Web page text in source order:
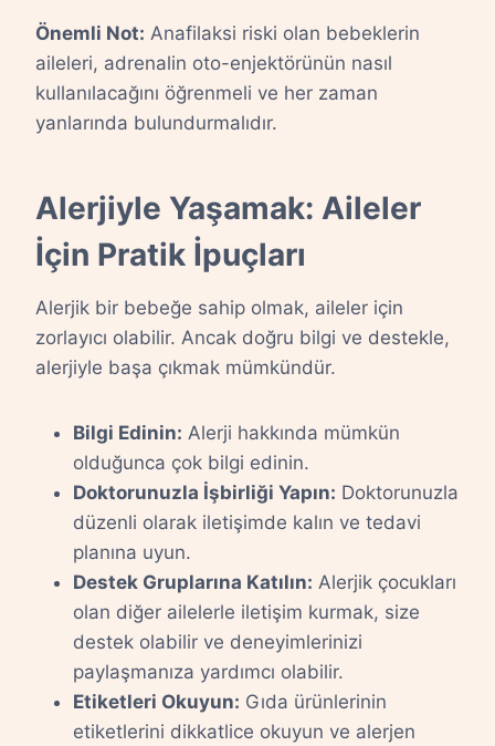
Önemli Not: Anafilaksi riski olan bebeklerin
aileleri, adrenalin oto-enjektörünün nasıl
kullanılacağını öğrenmeli ve her zaman
yanlarında bulundurmalıdır.
Alerjiyle Yaşamak: Aileler
İçin Pratik İpuçları
Alerjik bir bebeğe sahip olmak, aileler için
zorlayıcı olabilir. Ancak doğru bilgi ve destekle,
alerjiyle başa çıkmak mümkündür.
Bilgi Edinin: Alerji hakkında mümkün
olduğunca çok bilgi edinin.
Doktorunuzla İşbirliği Yapın: Doktorunuzla
düzenli olarak iletişimde kalın ve tedavi
planına uyun.
Destek Gruplarına Katılın: Alerjik çocukları
olan diğer ailelerle iletişim kurmak, size
destek olabilir ve deneyimlerinizi
paylaşmanıza yardımcı olabilir.
Etiketleri Okuyun: Gıda ürünlerinin
etiketlerini dikkatlice okuyun ve alerjen